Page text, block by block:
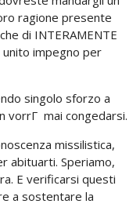
ragione presente
di INTERAMENTE
impegno per
singolo sforzo a
vorrГ mai congedarsi.
missilistica,
abituarti. Speriamo,
E verificarsi questi
a sostentare la